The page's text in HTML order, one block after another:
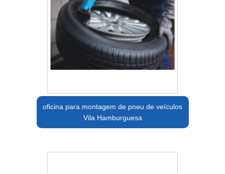
oficina para montagem de pneu de veículos
Vila Hamburguesa